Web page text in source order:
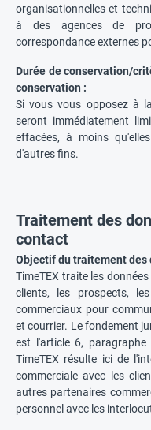
organisationnelles et
à des agences de
correspondance externes
Durée de conservation/
conservation :
Si vous vous opposez à
seront immédiatement
effacées, à moins
d'autres fins.
Traitement des
contact
Objectif du traitement des
TimeTEX traite les
clients, les prospects,
commerciaux pour
et courrier. Le fondement
est l'article 6,
TimeTEX résulte ici de
commerciale avec les
autres partenaires
personnel avec les